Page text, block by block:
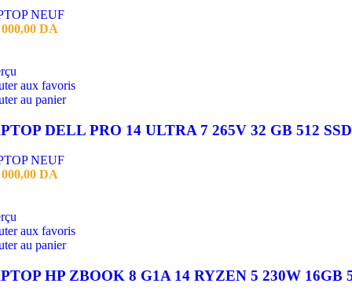
NEUF
DA
aux favoris
au panier
NEUF
DA
aux favoris
au panier